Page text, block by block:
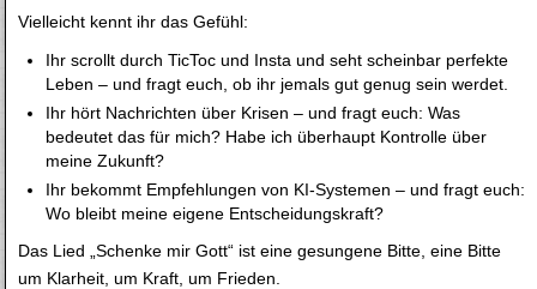
Vielleicht kennt ihr das Gefühl:
Ihr scrollt durch TicToc und Insta und seht scheinbar perfekte
Leben – und fragt euch, ob ihr jemals gut genug sein werdet.
Ihr hört Nachrichten über Krisen – und fragt euch: Was
bedeutet das für mich? Habe ich überhaupt Kontrolle über
meine Zukunft?
Ihr bekommt Empfehlungen von KI-Systemen – und fragt euch:
Wo bleibt meine eigene Entscheidungskraft?
Das Lied „Schenke mir Gott“ ist eine gesungene Bitte, eine Bitte
um Klarheit, um Kraft, um Frieden.